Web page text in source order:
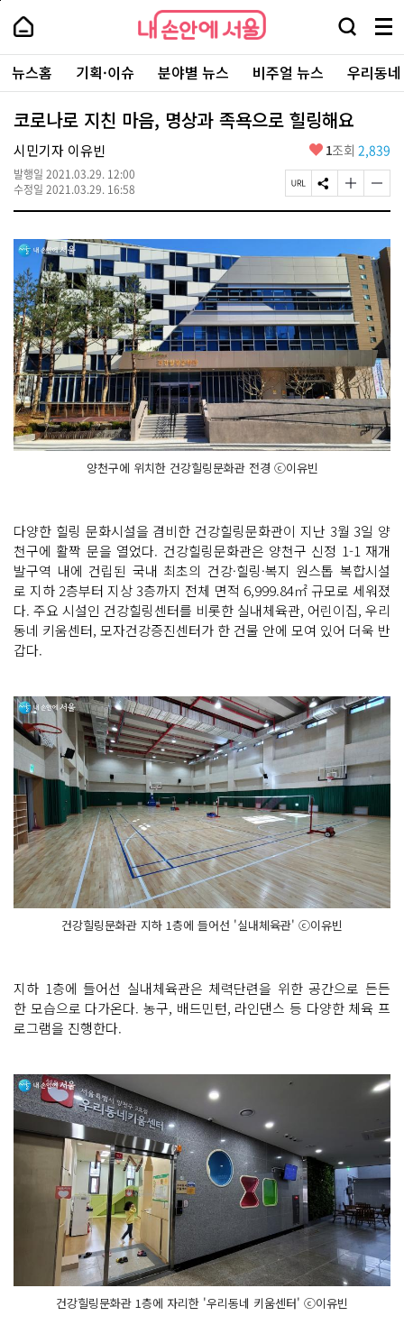
본
로
가
내
손
안
에
서
울
-
서
울
시
대
표
소
포
털
내
손
에
울
검
창
열
기
메
뉴
전
체
보
주
요
서
뉴스홈 기획·이슈 분야별 뉴스 비주얼 뉴스 우리동
코로나로 지친 마음, 명상과 족욕으로 힐링해요
시민기자 이유빈
발행일 2021.03.29. 12:00
수정일 2021.03.29. 16:58
좋
요
1조회 2,839
페
이
U
R
복
사
S
N
공
유
하
기
글
자
기
크
게
변
경
하
기
글
자
기
작
게
변
경
하
기
양천구에 위치한 건강힐링문화관 전경 ⓒ이유빈
다양한 힐링 문화시설을 겸비한 건강힐링문화관이 지난 3월 3일 양
천구에 활짝 문을 열었다. 건강힐링문화관은 양천구 신정 1-1 재개
발구역 내에 건립된 국내 최초의 건강·힐링·복지 원스톱 복합시설
로 지하 2층부터 지상 3층까지 전체 면적 6,999.84㎡ 규모로 세워졌
다. 주요 시설인 건강힐링센터를 비롯한 실내체육관, 어린이집, 우리
동네 키움센터, 모자건강증진센터가 한 건물 안에 모여 있어 더욱 반
갑다.
건강힐링문화관 지하 1층에 들어선 '실내체육관' ⓒ이유빈
지하 1층에 들어선 실내체육관은 체력단련을 위한 공간으로 든든
한 모습으로 다가온다. 농구, 배드민턴, 라인댄스 등 다양한 체육 프
로그램을 진행한다.
건강힐링문화관 1층에 자리한 '우리동네 키움센터' ⓒ이유빈
페
상
단
로